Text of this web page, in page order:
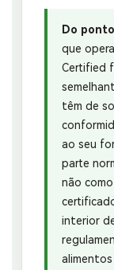
Do
que
Certified
têm de
ao seu
parte
não
interior
alimentos